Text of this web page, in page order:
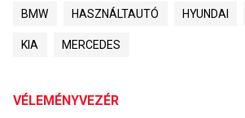
BMW HASZNÁLTAUTÓ HYUNDAI
KIA MERCEDES
VÉLEMÉNYVEZÉR